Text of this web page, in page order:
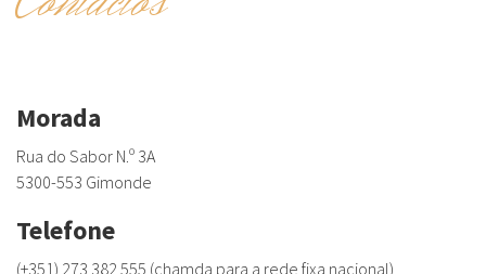
Morada
Rua do Sabor N.º 3A
5300-553 Gimonde
Telefone
(+351) 273 382 555 (chamda para a rede fixa nacional)